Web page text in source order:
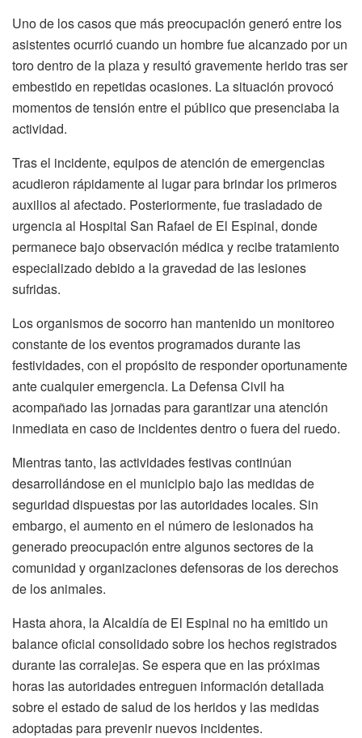
Uno de los casos que más preocupación generó entre los
asistentes ocurrió cuando un hombre fue alcanzado por un
toro dentro de la plaza y resultó gravemente herido tras ser
embestido en repetidas ocasiones. La situación provocó
momentos de tensión entre el público que presenciaba la
actividad.
Tras el incidente, equipos de atención de emergencias
acudieron rápidamente al lugar para brindar los primeros
auxilios al afectado. Posteriormente, fue trasladado de
urgencia al Hospital San Rafael de El Espinal, donde
permanece bajo observación médica y recibe tratamiento
especializado debido a la gravedad de las lesiones
sufridas.
Los organismos de socorro han mantenido un monitoreo
constante de los eventos programados durante las
festividades, con el propósito de responder oportunamente
ante cualquier emergencia. La Defensa Civil ha
acompañado las jornadas para garantizar una atención
inmediata en caso de incidentes dentro o fuera del ruedo.
Mientras tanto, las actividades festivas continúan
desarrollándose en el municipio bajo las medidas de
seguridad dispuestas por las autoridades locales. Sin
embargo, el aumento en el número de lesionados ha
generado preocupación entre algunos sectores de la
comunidad y organizaciones defensoras de los derechos
de los animales.
Hasta ahora, la Alcaldía de El Espinal no ha emitido un
balance oficial consolidado sobre los hechos registrados
durante las corralejas. Se espera que en las próximas
horas las autoridades entreguen información detallada
sobre el estado de salud de los heridos y las medidas
adoptadas para prevenir nuevos incidentes.